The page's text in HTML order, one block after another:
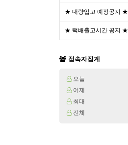
★ 대량입고 예정공지 ★
★ 택배출고시간 공지 ★
접속자집계
오늘
어제
최대
전체